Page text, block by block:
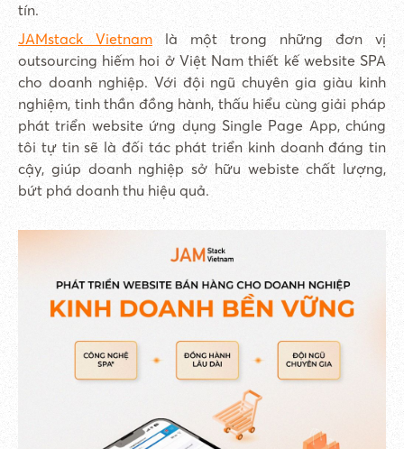
tín.
JAMstack Vietnam là một trong những đơn vị
outsourcing hiếm hoi ở Việt Nam thiết kế website SPA
cho doanh nghiệp. Với đội ngũ chuyên gia giàu kinh
nghiệm, tinh thần đồng hành, thấu hiểu cùng giải pháp
phát triển website ứng dụng Single Page App, chúng
tôi tự tin sẽ là đối tác phát triển kinh doanh đáng tin
cậy, giúp doanh nghiệp sở hữu webiste chất lượng,
bứt phá doanh thu hiệu quả.